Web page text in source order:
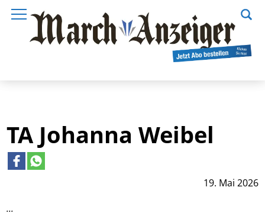
19. Mai 2026
TA Johanna Weibel
...